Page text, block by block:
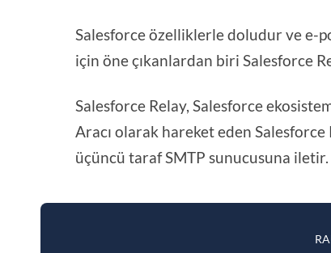
Salesforce özelliklerle doludur ve e-
için öne çıkanlardan biri Salesforce
Salesforce Relay, Salesforce
Aracı olarak hareket eden
üçüncü taraf SMTP sunucusuna iletir.